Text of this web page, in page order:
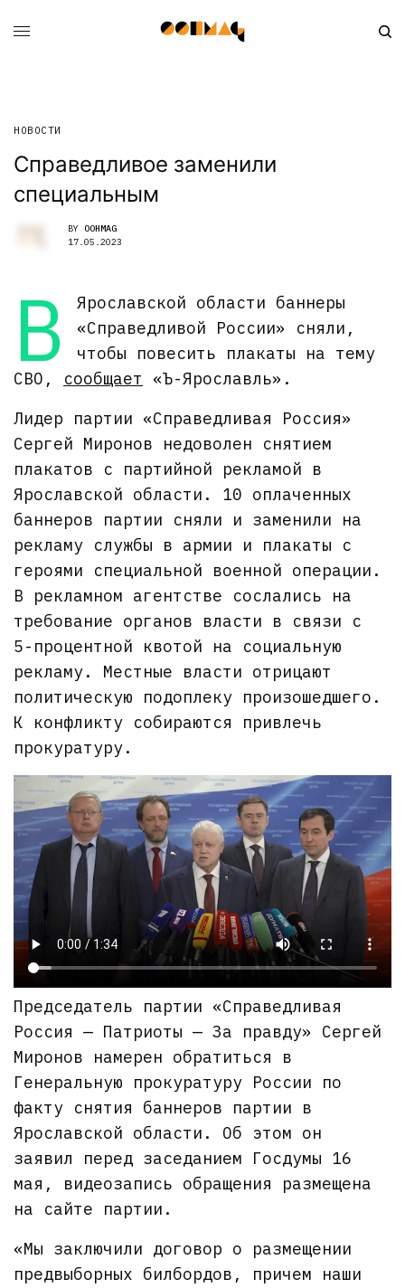
НОВОСТИ
Справедливое заменили
специальным
BY OOHMAG
17.05.2023
В
Ярославской области баннеры
«Справедливой России» сняли,
чтобы повесить плакаты на тему
СВО, сообщает «Ъ-Ярославль».
Лидер партии «Справедливая Россия»
Сергей Миронов недоволен снятием
плакатов с партийной рекламой в
Ярославской области. 10 оплаченных
баннеров партии сняли и заменили на
рекламу службы в армии и плакаты с
героями специальной военной операции.
В рекламном агентстве сослались на
требование органов власти в связи с
5-процентной квотой на социальную
рекламу. Местные власти отрицают
политическую подоплеку произошедшего.
К конфликту собираются привлечь
прокуратуру.
Председатель партии «Справедливая
Россия — Патриоты — За правду» Сергей
Миронов намерен обратиться в
Генеральную прокуратуру России по
факту снятия баннеров партии в
Ярославской области. Об этом он
заявил перед заседанием Госдумы 16
мая, видеозапись обращения размещена
на сайте партии.
«Мы заключили договор о размещении
предвыборных билбордов, причем наши